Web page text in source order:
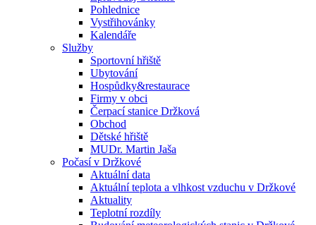
Pohlednice
Vystřihovánky
Kalendáře
Služby
Sportovní hřiště
Ubytování
Hospůdky&restaurace
Firmy v obci
Čerpací stanice Držková
Obchod
Dětské hřiště
MUDr. Martin Jaša
Počasí v Držkové
Aktuální data
Aktuální teplota a vlhkost vzduchu v Držkové
Aktuality
Teplotní rozdíly